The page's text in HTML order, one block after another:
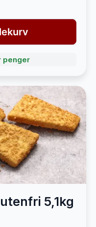
penger
5,1kg